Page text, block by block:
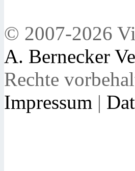
© 2007-2026
A. Bernecker
Rechte
Impressum |